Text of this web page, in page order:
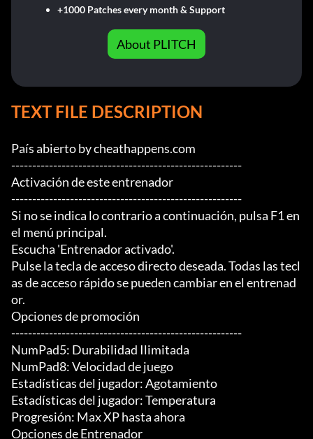
+1000 Patches every month & Support
About PLITCH
TEXT FILE DESCRIPTION
País abierto by cheathappens.com
-------------------------------------------------------
Activación de este entrenador
-------------------------------------------------------
Si no se indica lo contrario a continuación, pulsa F1 en
el menú principal.
Escucha 'Entrenador activado'.
Pulse la tecla de acceso directo deseada. Todas las tecl
as de acceso rápido se pueden cambiar en el entrenad
or.
Opciones de promoción
-------------------------------------------------------
NumPad5: Durabilidad Ilimitada
NumPad8: Velocidad de juego
Estadísticas del jugador: Agotamiento
Estadísticas del jugador: Temperatura
Progresión: Max XP hasta ahora
Opciones de Entrenador